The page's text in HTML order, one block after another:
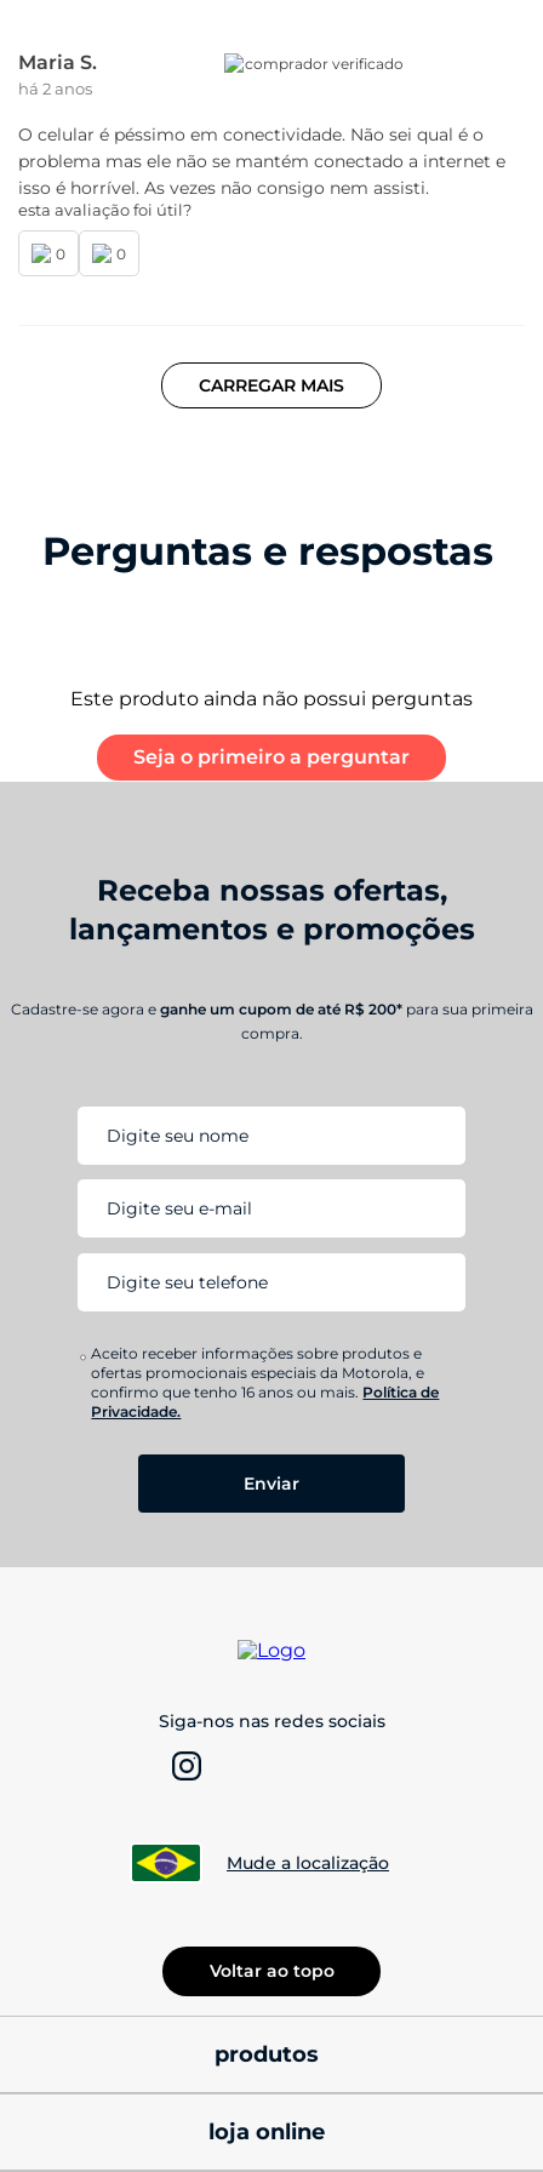
Maria S.
há 2 anos
comprador verificado
O celular é péssimo em conectividade. Não sei qual é o
problema mas ele não se mantém conectado a internet e
isso é horrível. As vezes não consigo nem assisti.
esta avaliação foi útil?
0 0
CARREGAR MAIS
Perguntas e respostas
Este produto ainda não possui perguntas
Seja o primeiro a perguntar
Receba nossas ofertas,
lançamentos e promoções
Cadastre-se agora e ganhe um cupom de até R$ 200* para sua primeira
compra.
Enviar
Aceito receber informações sobre produtos e
ofertas promocionais especiais da Motorola, e
confirmo que tenho 16 anos ou mais. Política de
Privacidade.
Siga-nos nas redes sociais
Mude a localização
Voltar ao topo
produtos
celulares motorola
loja online